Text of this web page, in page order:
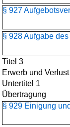
§ 927
§ 928 Aufgabe
Titel 3
Erwerb und
Untertitel 1
Übertragung
§ 929 Einigung